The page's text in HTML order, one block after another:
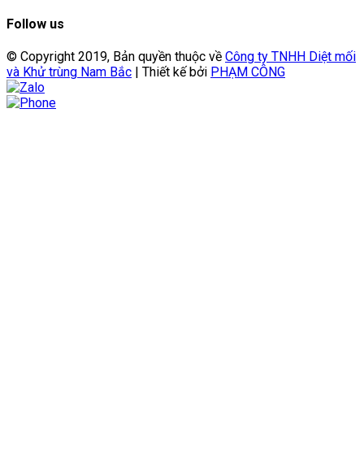
Follow us
© Copyright 2019, Bản quyền thuộc về Công ty TNHH Diệt mối
và Khử trùng Nam Bắc | Thiết kế bởi PHẠM CÔNG